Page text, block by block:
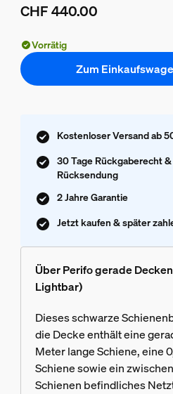
CHF 440.00
Vorrätig
Zum
Kostenloser Versand ab
30 Tage Rückgaberecht
Rücksendung
2 Jahre Garantie
Jetzt kaufen & später
Über Perifo gerade
Lightbar)
Dieses schwarze
die Decke enthält eine
Meter lange Schiene, eine
Schiene sowie ein
Schienen befindliches